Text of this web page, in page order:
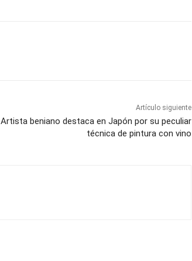
Artículo siguiente
Artista beniano destaca en Japón por su peculiar
técnica de pintura con vino